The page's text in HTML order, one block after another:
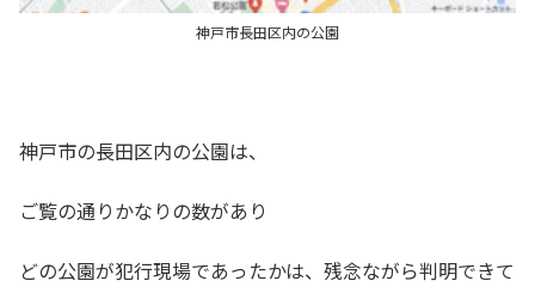
神戸市長田区内の公園
神戸市の長田区内の公園は、
ご覧の通りかなりの数があり
どの公園が犯行現場であったかは、残念ながら判明できて